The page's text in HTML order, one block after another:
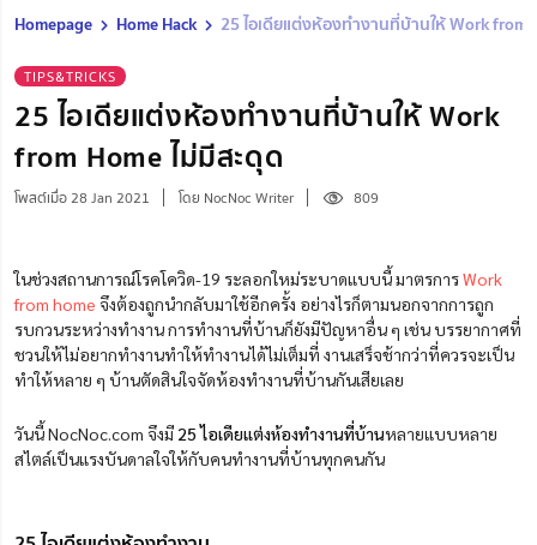
Homepage Home Hack 25 ไอเดียแต่งห้องทำงานที่บ้านให้ Work from
TIPS&TRICKS
25 ไอเดียแต่งห้องทำงานที่บ้านให้ Work
from Home ไม่มีสะดุด
โพสต์เมื่อ 28 Jan 2021 โดย NocNoc Writer 809
ในช่วงสถานการณ์โรคโควิด-19 ระลอกใหม่ระบาดแบบนี้ มาตรการWork
from home จึงต้องถูกนำกลับมาใช้อีกครั้ง อย่างไรก็ตามนอกจากการถูก
รบกวนระหว่างทำงาน การทำงานที่บ้านก็ยังมีปัญหาอื่น ๆ เช่น บรรยากาศที่
ชวนให้ไม่อยากทำงานทำให้ทำงานได้ไม่เต็มที่ งานเสร็จช้ากว่าที่ควรจะเป็น
ทำให้หลาย ๆ บ้านตัดสินใจจัดห้องทำงานที่บ้านกันเสียเลย
วันนี้ NocNoc.com จึงมี 25 ไอเดียแต่งห้องทำงานที่บ้านหลายแบบหลาย
สไตล์เป็นแรงบันดาลใจให้กับคนทำงานที่บ้านทุกคนกัน